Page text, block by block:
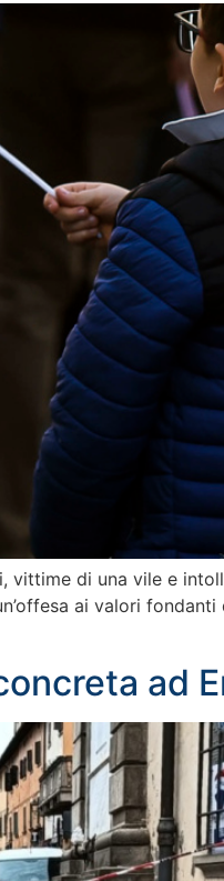
di una vile e
ai valori
ad